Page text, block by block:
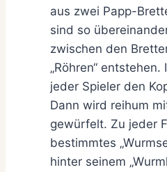
aus zwei Papp-
sind so
zwischen den
„Röhren“
jeder Spieler den
Dann wird reihum
gewürfelt. Zu jeder
bestimmtes
hinter seinem